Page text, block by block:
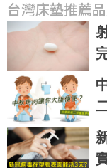
台灣床墊推薦品